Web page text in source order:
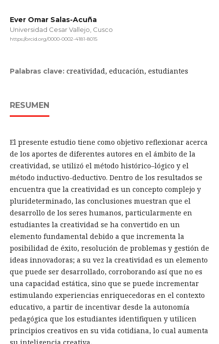
Ever Omar Salas-Acuña
Universidad Cesar Vallejo, Cusco
https://orcid.org/0000-0002-4181-8015
Palabras clave: creatividad, educación, estudiantes
RESUMEN
El presente estudio tiene como objetivo reflexionar acerca
de los aportes de diferentes autores en el ámbito de la
creatividad, se utilizó el método histórico–lógico y el
método inductivo-deductivo. Dentro de los resultados se
encuentra que la creatividad es un concepto complejo y
plurideterminado, las conclusiones muestran que el
desarrollo de los seres humanos, particularmente en
estudiantes la creatividad se ha convertido en un
elemento fundamental debido a que incrementa la
posibilidad de éxito, resolución de problemas y gestión de
ideas innovadoras; a su vez la creatividad es un elemento
que puede ser desarrollado, corroborando así que no es
una capacidad estática, sino que se puede incrementar
estimulando experiencias enriquecedoras en el contexto
educativo, a partir de incentivar desde la autonomía
pedagógica que los estudiantes identifiquen y utilicen
principios creativos en su vida cotidiana, lo cual aumenta